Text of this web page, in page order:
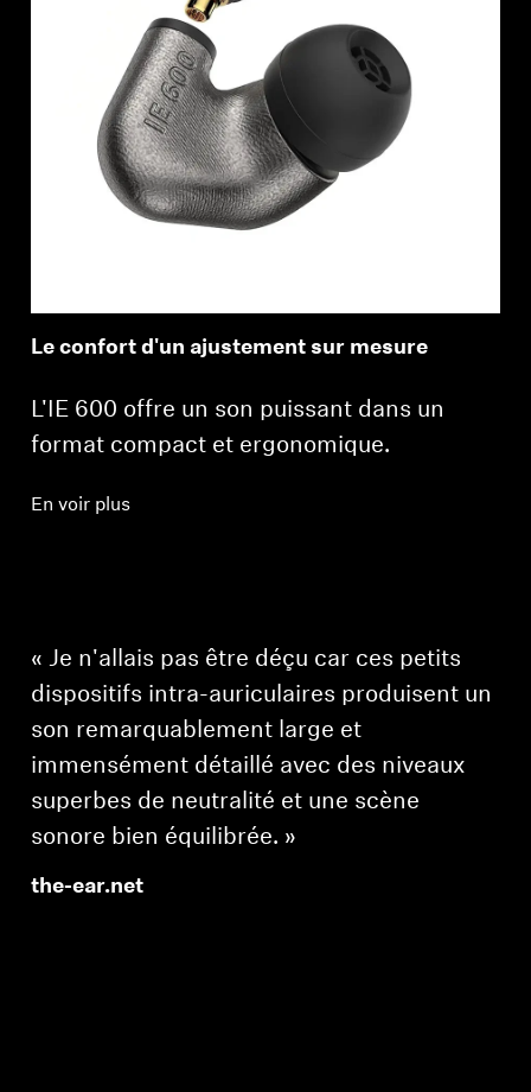
Le confort d'un ajustement sur mesure
L'IE 600 offre un son puissant dans un
format compact et ergonomique.
En voir plus
« Je n'allais pas être déçu car ces petits
dispositifs intra-auriculaires produisent un
son remarquablement large et
immensément détaillé avec des niveaux
superbes de neutralité et une scène
sonore bien équilibrée. »
the-ear.net